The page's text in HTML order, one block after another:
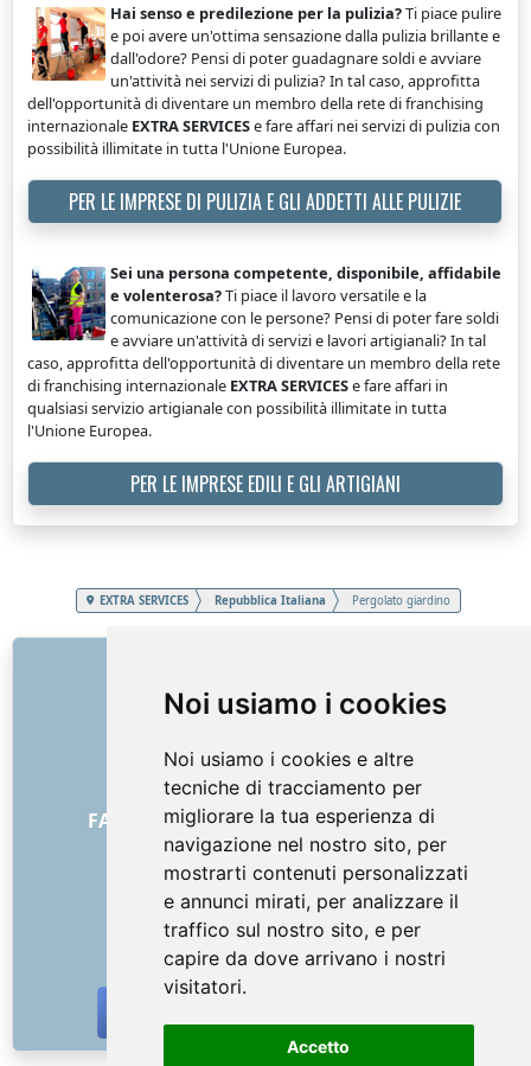
Noi usiamo i cookies
Noi usiamo i cookies e altre
tecniche di tracciamento per
migliorare la tua esperienza di
navigazione nel nostro sito, per
mostrarti contenuti personalizzati
e annunci mirati, per analizzare il
traffico sul nostro sito, e per
capire da dove arrivano i nostri
visitatori.
Accetto
Hai senso e predilezione per la pulizia?Ti piace pulire
e poi avere un'ottima sensazione dalla pulizia brillante e
dall'odore? Pensi di poter guadagnare soldi e avviare
un'attività nei servizi di pulizia? In tal caso, approfitta
dell'opportunità di diventare un membro della rete di franchising
internazionale EXTRA SERVICESe fare affari nei servizi di pulizia con
possibilità illimitate in tutta l'Unione Europea.
PER LE IMPRESE DI PULIZIA E GLI ADDETTI ALLE PULIZIE
Sei una persona competente, disponibile, affidabile
e volenterosa?Ti piace il lavoro versatile e la
comunicazione con le persone? Pensi di poter fare soldi
e avviare un'attività di servizi e lavori artigianali? In tal
caso, approfitta dell'opportunità di diventare un membro della rete
di franchising internazionale EXTRA SERVICESe fare affari in
qualsiasi servizio artigianale con possibilità illimitate in tutta
l'Unione Europea.
PER LE IMPRESE EDILI E GLI ARTIGIANI
EXTRA SERVICES Repubblica Italiana Pergolato giardino
Chi siamo
Listino prezzi
Termini generali e condizioni
FAQ - per i clienti FAQ - per i fornitori
Pubblicità e marketing
Blog
Contatto
SOCIAL NETWORKS